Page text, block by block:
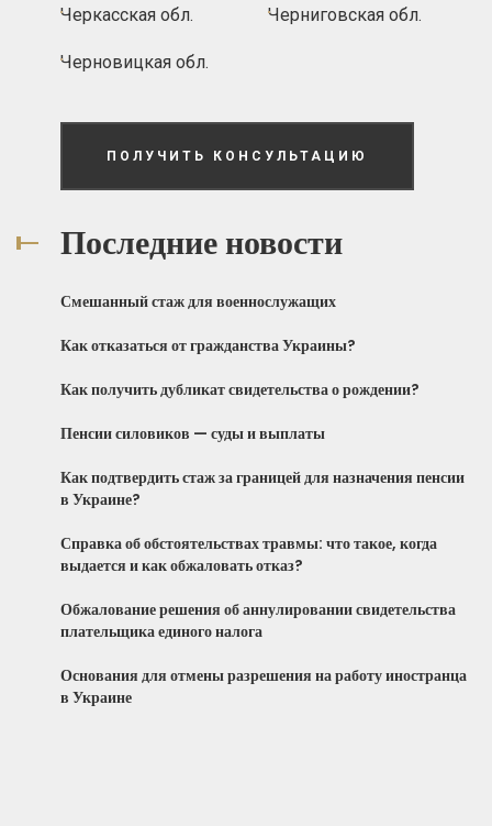
Черкасская обл. Черниговская обл.
Черновицкая обл.
ПОЛУЧИТЬ КОНСУЛЬТАЦИЮ
Последние новости
Смешанный стаж для военнослужащих
Как отказаться от гражданства Украины?
Как получить дубликат свидетельства о рождении?
Пенсии силовиков — суды и выплаты
Как подтвердить стаж за границей для назначения пенсии
в Украине?
Справка об обстоятельствах травмы: что такое, когда
выдается и как обжаловать отказ?
Обжалование решения об аннулировании свидетельства
плательщика единого налога
Основания для отмены разрешения на работу иностранца
в Украине